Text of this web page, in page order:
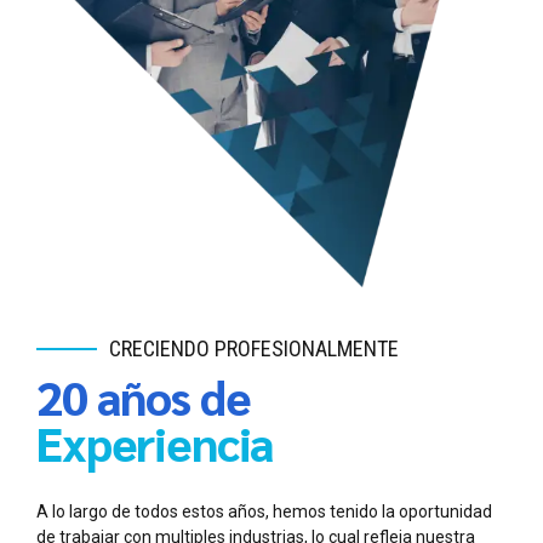
CRECIENDO PROFESIONALMENTE
20 años de
Experiencia
A lo largo de todos estos años, hemos tenido la oportunidad
de trabajar con multiples industrias, lo cual refleja nuestra